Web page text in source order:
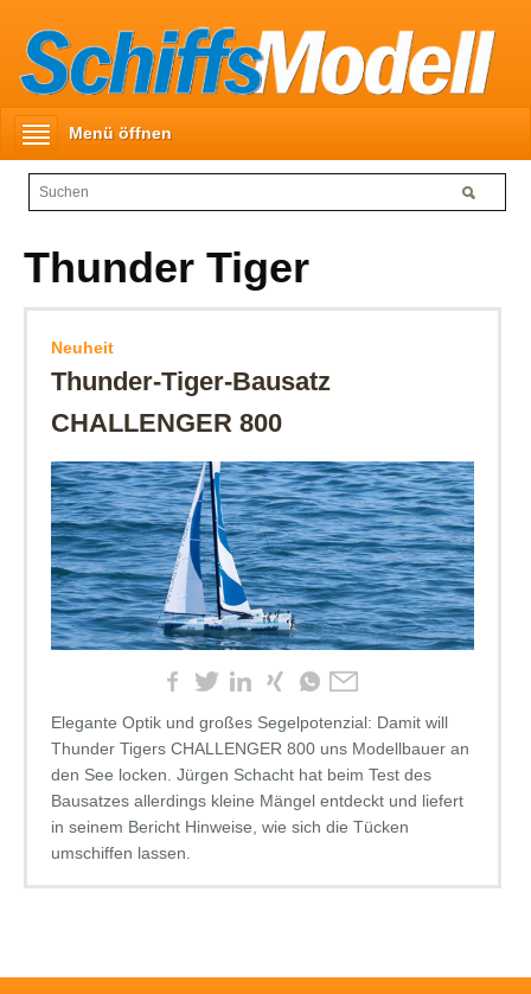
Menü öffnen
Thunder Tiger
Neuheit
Thunder-Tiger-Bausatz
CHALLENGER 800
Elegante Optik und großes Segelpotenzial: Damit will
Thunder Tigers CHALLENGER 800 uns Modellbauer an
den See locken. Jürgen Schacht hat beim Test des
Bausatzes allerdings kleine Mängel entdeckt und liefert
in seinem Bericht Hinweise, wie sich die Tücken
umschiffen lassen.